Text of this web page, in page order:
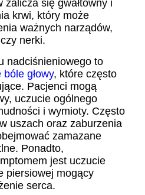
się gwałtowny i
krwi, który może
ważnych narządów,
nerki.
nadciśnieniowego to
bóle głowy, które często
Pacjenci mogą
uczucie ogólnego
i wymioty. Często
uszach oraz zaburzenia
zamazane
Ponadto,
jest uczucie
piersiowej mogący
serca.